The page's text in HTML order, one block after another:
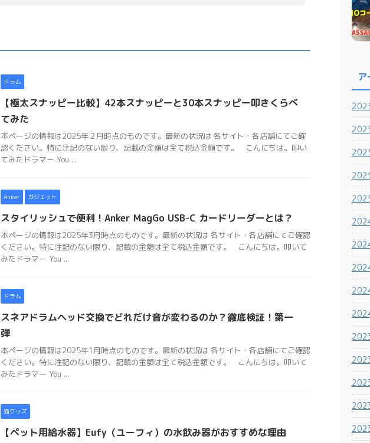
ドラム
【極太スナッピー比較】42本スナッピーと30本スナッピー叩きくらべ
てみた
本ページの情報は2025年２月時点のものです。最新の状況は 各サイト・各店舗にてご確
認ください。特に注記のない限り、記載の金額は全て税込金額です。 こんにちは。叩い
てみたドラマー You ...
Anker ガジェット
スタイリッシュで便利！Anker MagGo USB-C カードリーダーとは？
本ページの情報は2025年3月時点のものです。最新の状況は 各サイト・各店舗にてご確認
ください。特に注記のない限り、記載の金額は全て税込金額です。 こんにちは。叩いて
みたドラマー You ...
ドラム
スネアドラムヘッド交換でどれだけ音が変わるのか？徹底検証！第一
弾
本ページの情報は2025年1月時点のものです。最新の状況は 各サイト・各店舗にてご確認
ください。特に注記のない限り、記載の金額は全て税込金額です。 こんにちは。叩いて
みたドラマー You ...
猫グッズ
【ペット用給水器】Eufy（ユーフィ）の水飲み器がおすすめな理由